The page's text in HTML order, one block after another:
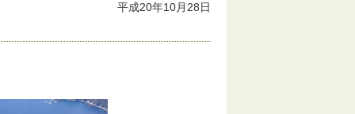
印刷する
平成20年10月28日